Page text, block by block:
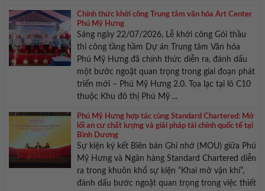
Chính thức khởi công Trung tâm văn hóa Art Center
Phú Mỹ Hưng
Sáng ngày 22/07/2026, Lễ khởi công Gói thầu
thi công tầng hầm Dự án Trung tâm Văn hóa
Phú Mỹ Hưng đã chính thức diễn ra, đánh dấu
một bước ngoặt quan trọng trong giai đoạn phát
triển mới – Phú Mỹ Hưng 2.0. Tọa lạc tại lô C10
thuộc Khu đô thị Phú Mỹ ...
Phú Mỹ Hưng hợp tác cùng Standard Chartered: Mở
lối an cư chất lượng và giải pháp tài chính quốc tế tại
Bình Dương
Sự kiện ký kết Biên bản Ghi nhớ (MOU) giữa Phú
Mỹ Hưng và Ngân hàng Standard Chartered diễn
ra trong khuôn khổ sự kiện “Khai mở vận khí”,
đánh dấu bước ngoặt quan trọng trong việc thiết